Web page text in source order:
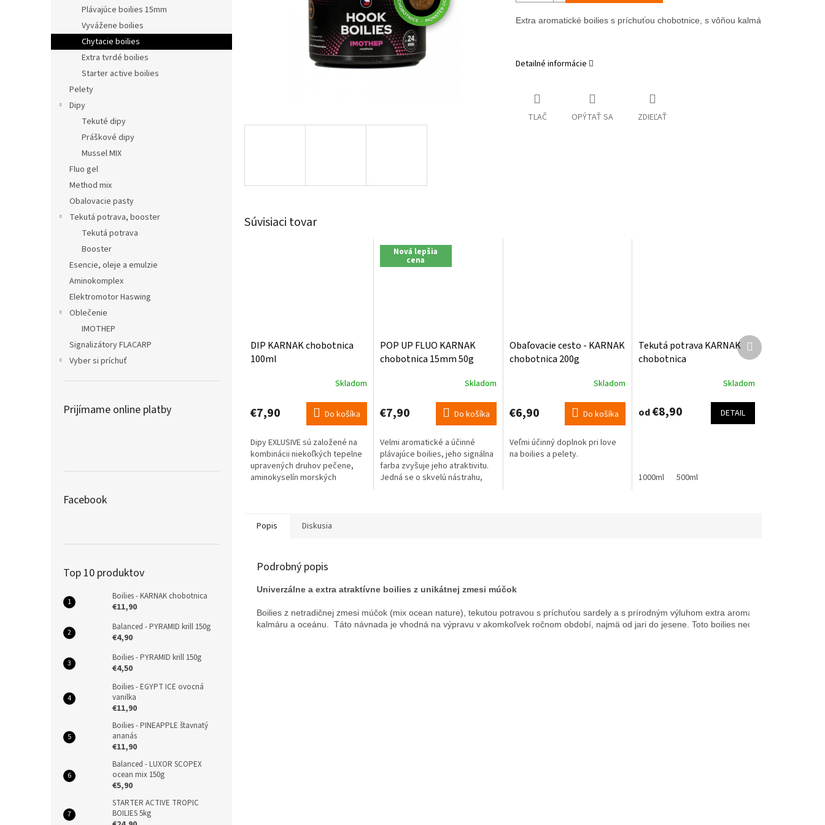
Plávajúce boilies 15mm
Vyvážene boilies
Chytacie boilies
Extra tvrdé boilies
Starter active boilies
Pelety
Dipy
Tekuté dipy
Práškové dipy
Mussel MIX
Fluo gel
Method mix
Obalovacie pasty
Tekutá potrava, booster
Tekutá potrava
Booster
Esencie, oleje a emulzie
Aminokomplex
Elektromotor Haswing
Oblečenie
IMOTHEP
Signalizátory FLACARP
Vyber si príchuť
Prijímame online platby
Facebook
Top 10 produktov
Boilies - KARNAK chobotnica
€11,90
Balanced - PYRAMID krill 150g
€4,90
Boilies - PYRAMID krill 150g
€4,50
Boilies - EGYPT ICE ovocná
vanilka
€11,90
Boilies - PINEAPPLE štavnatý
ananás
€11,90
Balanced - LUXOR SCOPEX
ocean mix 150g
€5,90
STARTER ACTIVE TROPIC
BOILIES 5kg
Extra aromatické boilies s príchuťou chobotnice, s vôňou kalmáru a oceánu.
Detailné informácie
TLAČ OPÝTAŤ SA ZDIEĽAŤ
Súvisiaci tovar
DIP KARNAK chobotnica
100ml
Skladom
€7,90 Do košíka
Dipy EXLUSIVE sú založené na
kombinácii niekoľkých tepelne
upravených druhov pečene,
aminokyselín morských
Nová lepšia
cena
POP UP FLUO KARNAK
chobotnica 15mm 50g
produktu
je
z
5
hviezdičiek.
Skladom
€7,90 Do košíka
Velmi aromatické a účinné
plávajúce boilies, jeho signálna
farba zvyšuje jeho atraktivitu.
Jedná se o skvelú nástrahu,
Obaľovacie cesto - KARNAK
chobotnica 200g
produktu
je
z
5
Skladom
€6,90 Do košíka
Veľmi účinný doplnok pri love
na boilies a pelety.
Tekutá potrava KARNAK
chobotnica
produktu
Skladom
od€8,90 DETAIL
1000ml 500ml
Ďalší
produkt
Popis Diskusia
Podrobný popis
Univerzálne a extra atraktívne boilies z unikátnej zmesi múčok
Boilies z netradičnej zmesi múčok (mix ocean nature), tekutou potravou s príchuťou sardely a s prírodným výluhom extra aromatickej chobotnice
kalmáru a oceánu.  Táto návnada je vhodná na výpravu v akomkoľvek ročnom období, najmä od jari do jesene. Toto boilies neobsahuje žiadnu